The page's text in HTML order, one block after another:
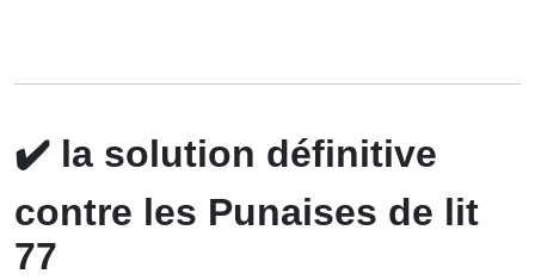
✔️ la solution définitive
contre les Punaises de lit
77